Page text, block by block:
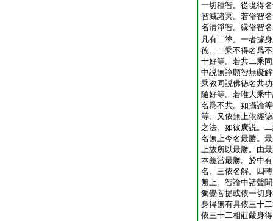
一切種智。從境得
智滅諸冥。若俗智
名清淨智。縁俗智
凡有二塗。一者據
徳。二乘不得名爲
十好等。若共二乘
中説無諍願智無礙
乘教同説佛徳名共
隨好等。若唯大乘
名爲不共。如攝論
等。又依無上依經
之法。如彼廣説。
名無上今名最勝。
上故所以最勝。由
本義當最勝。於中
名。三依名解。四
無上。智論中諸聲
獨覺菩提或依一切
身得無有具依三十
依三十二相莊嚴身